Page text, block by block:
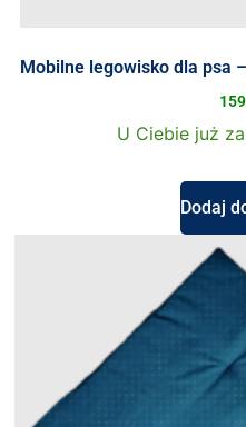
Mobilne legowisko dla psa
U Ciebie już
Dodaj